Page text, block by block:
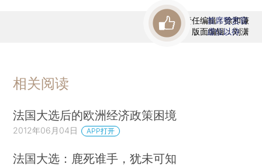
责任编辑：徐和谦
版面编辑：刘潇
首席赞赏官
虚位以待
相关阅读
法国大选后的欧洲经济政策困境
2012年06月04日 APP打开
法国大选：鹿死谁手，犹未可知